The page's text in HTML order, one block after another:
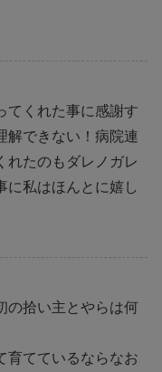
てくれた事に感謝す
解できない！病院連
れたのもダレノガレ
に私はほんとに嬉し
の拾い主とやらは何
育てているならなお